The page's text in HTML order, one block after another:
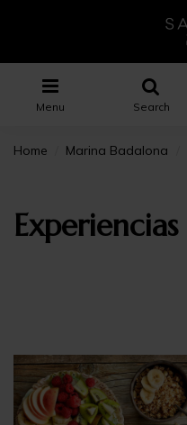
Wishlist name
Menu Search
Home Marina Badalona
Experiencias